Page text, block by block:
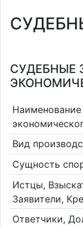
СУДЕБНЫЕ
Наименование
Вид
Сущность
Истцы,
Заявители,
Ответчики,